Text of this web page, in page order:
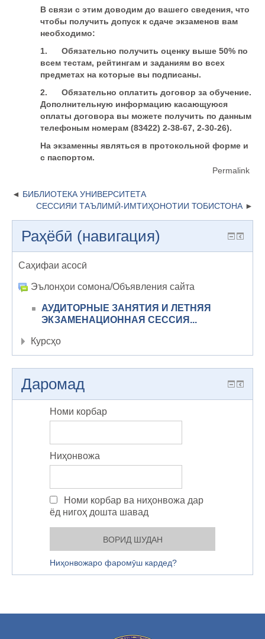
В связи с этим доводим до вашего сведения, что
чтобы получить допуск к сдаче экзаменов вам
необходимо:
1. Обязательно получить оценку выше 50% по
всем тестам, рейтингам и заданиям во всех
предметах на которые вы подписаны.
2. Обязательно оплатить договор за обучение.
Дополнительную информацию касающуюся
оплаты договора вы можете получить по данным
телефоным номерам (83422) 2-38-67, 2-30-26).
На экзаменны являться в протокольной форме и
с паспортом.
Permalink
БИБЛИОТЕКА УНИВЕРСИТЕТА
СЕССИЯИ ТАЪЛИМӢ-ИМТИҲОНОТИИ ТОБИСТОНА
Раҳёбӣ (навигация)
Саҳифаи асосӣ
Эълонҳои сомона/Объявления сайта
АУДИТОРНЫЕ ЗАНЯТИЯ И ЛЕТНЯЯ
ЭКЗАМЕНАЦИОННАЯ СЕССИЯ...
Курсҳо
Даромад
Номи корбар
Ниҳонвожа
Номи корбар ва ниҳонвожа дар
ёд нигоҳ дошта шавад
Ниҳонвожаро фаромӯш кардед?